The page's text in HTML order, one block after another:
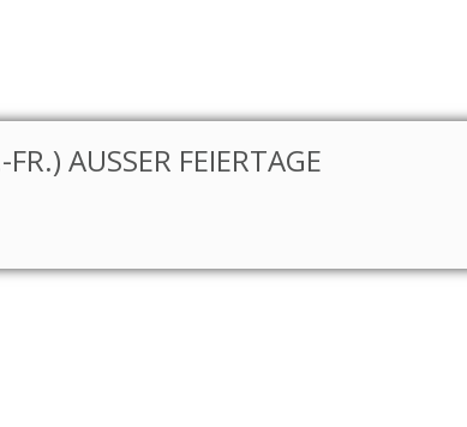
AUSSER FEIERTAGE